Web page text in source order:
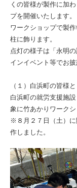
くの皆様が製作に加
プを開催いたします。
ワークショップで製
柱に飾ります。
点灯の様子は「永明
インイベント等でお披
（１）白浜町の皆
白浜町の就労支援施
象に竹あかりワークシ
※８月２７日（土）
作しました。